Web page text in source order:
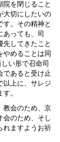
院を閉じること
大切にしたいの
す。その精神と
あっても、司
先してきたこと
やめることは同
い形で召命司
であると受け止
以上に、サレジ
。
教会のため、京
会のため、そし
れますようお祈